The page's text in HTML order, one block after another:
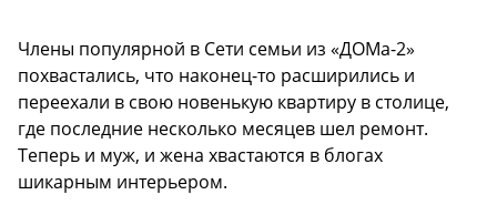
Члены популярной в Сети семьи из «ДОМа-2»
похвастались, что наконец-то расширились и
переехали в свою новенькую квартиру в столице,
где последние несколько месяцев шел ремонт.
Теперь и муж, и жена хвастаются в блогах
шикарным интерьером.